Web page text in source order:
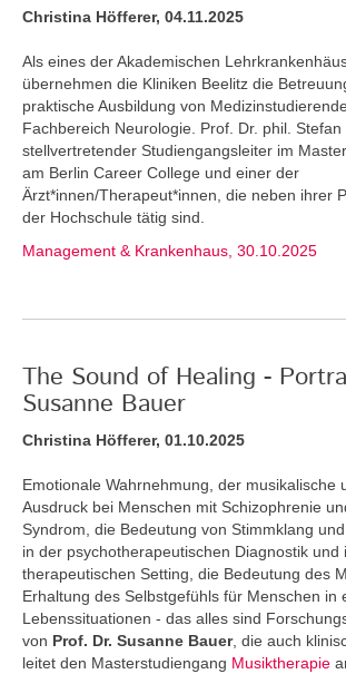
Christina Höfferer, 04.11.2025
Als eines der Akademischen
übernehmen die Kliniken Beelitz die
praktische Ausbildung von
Fachbereich Neurologie. Prof. Dr. phil.
stellvertretender Studiengangsleiter im Master
am Berlin Career College und einer der
Ärzt*innen/Therapeut*innen, die neben ihrer
der Hochschule tätig sind.
Management & Krankenhaus, 30.10.2025
The Sound of Healing -
Susanne Bauer
Christina Höfferer, 01.10.2025
Emotionale Wahrnehmung, der musikalische
Ausdruck bei Menschen mit Schizophrenie
Syndrom, die Bedeutung von Stimmklang
in der psychotherapeutischen Diagnostik und
therapeutischen Setting, die Bedeutung des
Erhaltung des Selbstgefühls für Menschen in
Lebenssituationen - das alles sind
von Prof. Dr. Susanne Bauer, die auch
leitet den Masterstudiengang Musiktherapie